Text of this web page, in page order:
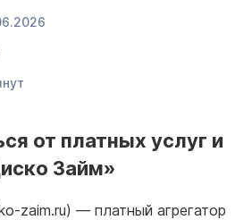
от платных услуг и
Займ»
zaim.ru) — платный агрегатор